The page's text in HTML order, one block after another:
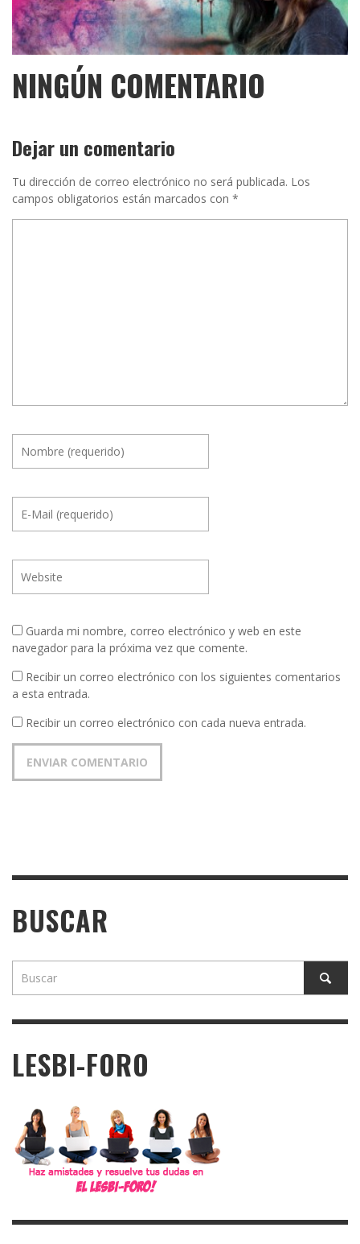
NINGÚN COMENTARIO
Dejar un comentario
Tu dirección de correo electrónico no será publicada. Los
campos obligatorios están marcados con *
Guarda mi nombre, correo electrónico y web en este
navegador para la próxima vez que comente.
Recibir un correo electrónico con los siguientes comentarios
a esta entrada.
Recibir un correo electrónico con cada nueva entrada.
BUSCAR
LESBI-FORO